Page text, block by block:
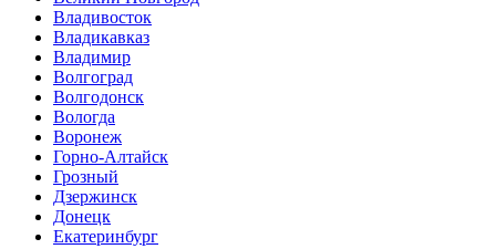
Владивосток
Владикавказ
Владимир
Волгоград
Волгодонск
Вологда
Воронеж
Горно-Алтайск
Грозный
Дзержинск
Донецк
Екатеринбург